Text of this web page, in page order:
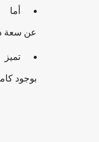
أما
عن سعة ذاكرة
تميز
بوجود